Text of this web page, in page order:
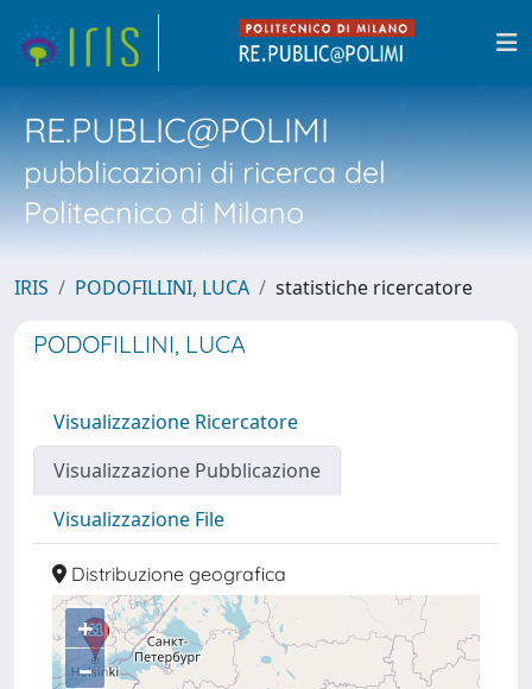
RE.PUBLIC@POLIMI
pubblicazioni di ricerca del
Politecnico di Milano
IRIS PODOFILLINI, LUCA statistiche ricercatore
PODOFILLINI, LUCA
Visualizzazione Ricercatore
Visualizzazione Pubblicazione
Visualizzazione File
Distribuzione geografica
+
–